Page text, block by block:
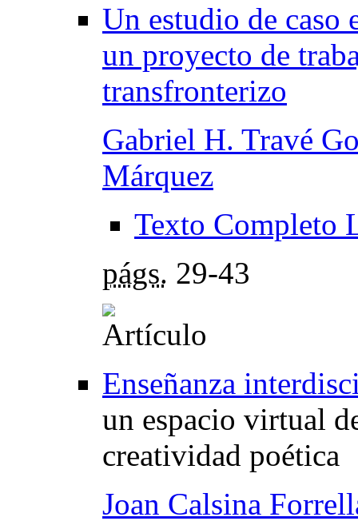
Un estudio de caso
un proyecto de
transfronterizo
Gabriel H. Travé
Márquez
Texto Completo
págs. 29-43
Enseñanza
un espacio virtual
creatividad poética
Joan Calsina